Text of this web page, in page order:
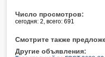
Число просмотров:
сегодня: 2, всего: 691
Смотрите также
Другие объявления: